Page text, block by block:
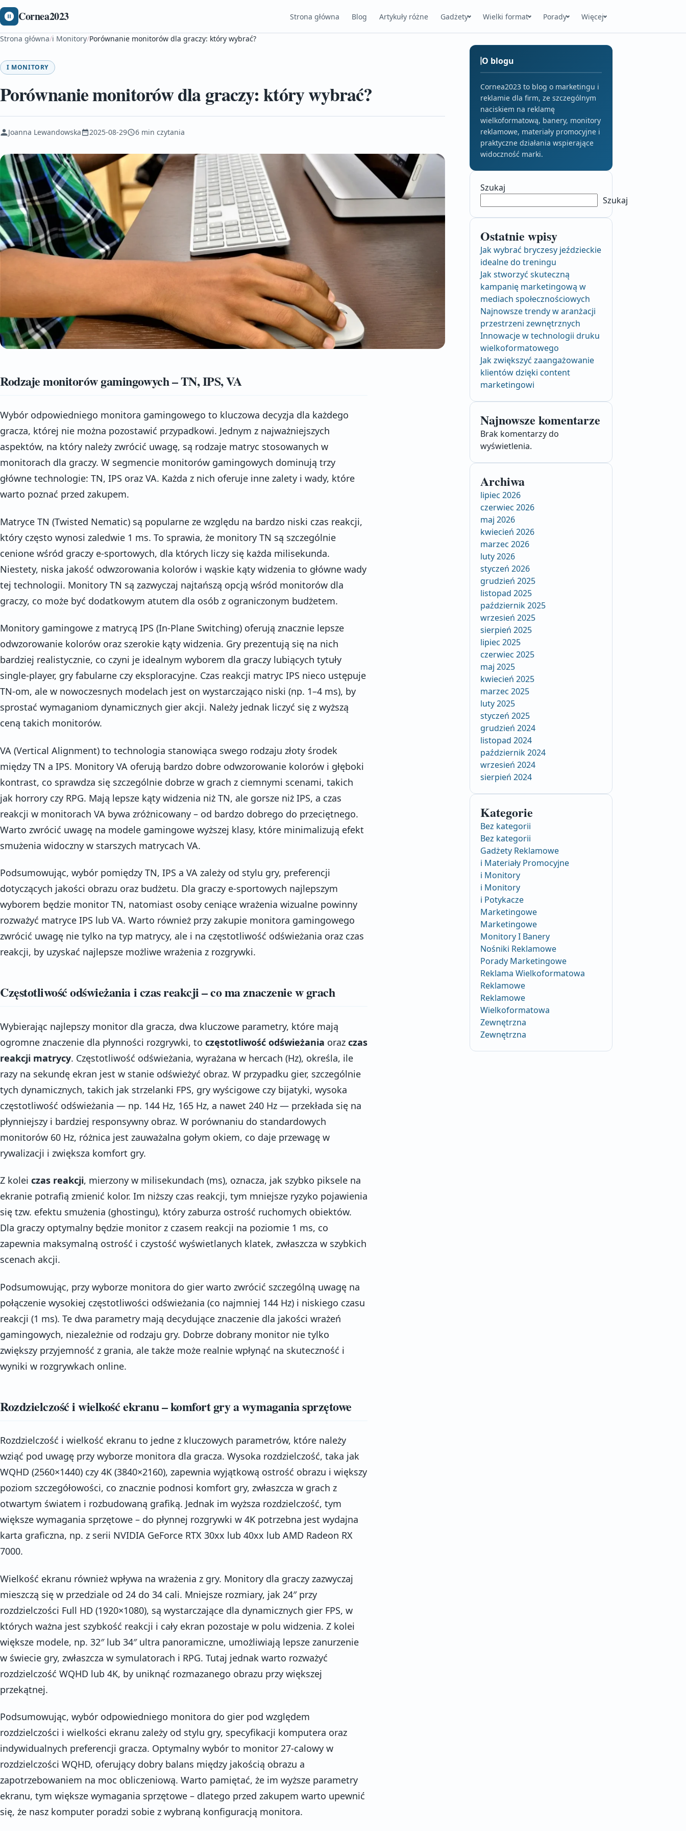
Cornea2023 Strona główna Blog Artykuły różne Gadżety Wielki format Porady Więcej
Strona główna/i Monitory/Porównanie monitorów dla graczy: który wybrać?
I MONITORY
Porównanie monitorów dla graczy: który wybrać?
Joanna Lewandowska 2025-08-29 6 min czytania
Rodzaje monitorów gamingowych – TN, IPS, VA
Wybór odpowiedniego monitora gamingowego to kluczowa decyzja dla każdego
gracza, której nie można pozostawić przypadkowi. Jednym z najważniejszych
aspektów, na który należy zwrócić uwagę, są rodzaje matryc stosowanych w
monitorach dla graczy. W segmencie monitorów gamingowych dominują trzy
główne technologie: TN, IPS oraz VA. Każda z nich oferuje inne zalety i wady, które
warto poznać przed zakupem.
Matryce TN (Twisted Nematic) są popularne ze względu na bardzo niski czas reakcji,
który często wynosi zaledwie 1 ms. To sprawia, że monitory TN są szczególnie
cenione wśród graczy e-sportowych, dla których liczy się każda milisekunda.
Niestety, niska jakość odwzorowania kolorów i wąskie kąty widzenia to główne wady
tej technologii. Monitory TN są zazwyczaj najtańszą opcją wśród monitorów dla
graczy, co może być dodatkowym atutem dla osób z ograniczonym budżetem.
Monitory gamingowe z matrycą IPS (In-Plane Switching) oferują znacznie lepsze
odwzorowanie kolorów oraz szerokie kąty widzenia. Gry prezentują się na nich
bardziej realistycznie, co czyni je idealnym wyborem dla graczy lubiących tytuły
single-player, gry fabularne czy eksploracyjne. Czas reakcji matryc IPS nieco ustępuje
TN-om, ale w nowoczesnych modelach jest on wystarczająco niski (np. 1–4 ms), by
sprostać wymaganiom dynamicznych gier akcji. Należy jednak liczyć się z wyższą
ceną takich monitorów.
VA (Vertical Alignment) to technologia stanowiąca swego rodzaju złoty środek
między TN a IPS. Monitory VA oferują bardzo dobre odwzorowanie kolorów i głęboki
kontrast, co sprawdza się szczególnie dobrze w grach z ciemnymi scenami, takich
jak horrory czy RPG. Mają lepsze kąty widzenia niż TN, ale gorsze niż IPS, a czas
reakcji w monitorach VA bywa zróżnicowany – od bardzo dobrego do przeciętnego.
Warto zwrócić uwagę na modele gamingowe wyższej klasy, które minimalizują efekt
smużenia widoczny w starszych matrycach VA.
Podsumowując, wybór pomiędzy TN, IPS a VA zależy od stylu gry, preferencji
dotyczących jakości obrazu oraz budżetu. Dla graczy e-sportowych najlepszym
wyborem będzie monitor TN, natomiast osoby ceniące wrażenia wizualne powinny
rozważyć matryce IPS lub VA. Warto również przy zakupie monitora gamingowego
zwrócić uwagę nie tylko na typ matrycy, ale i na częstotliwość odświeżania oraz czas
reakcji, by uzyskać najlepsze możliwe wrażenia z rozgrywki.
Częstotliwość odświeżania i czas reakcji – co ma znaczenie w grach
Wybierając najlepszy monitor dla gracza, dwa kluczowe parametry, które mają
ogromne znaczenie dla płynności rozgrywki, to częstotliwość odświeżania oraz czas
reakcji matrycy. Częstotliwość odświeżania, wyrażana w hercach (Hz), określa, ile
razy na sekundę ekran jest w stanie odświeżyć obraz. W przypadku gier, szczególnie
tych dynamicznych, takich jak strzelanki FPS, gry wyścigowe czy bijatyki, wysoka
częstotliwość odświeżania — np. 144 Hz, 165 Hz, a nawet 240 Hz — przekłada się na
płynniejszy i bardziej responsywny obraz. W porównaniu do standardowych
monitorów 60 Hz, różnica jest zauważalna gołym okiem, co daje przewagę w
rywalizacji i zwiększa komfort gry.
Z kolei czas reakcji, mierzony w milisekundach (ms), oznacza, jak szybko piksele na
ekranie potrafią zmienić kolor. Im niższy czas reakcji, tym mniejsze ryzyko pojawienia
się tzw. efektu smużenia (ghostingu), który zaburza ostrość ruchomych obiektów.
Dla graczy optymalny będzie monitor z czasem reakcji na poziomie 1 ms, co
zapewnia maksymalną ostrość i czystość wyświetlanych klatek, zwłaszcza w szybkich
scenach akcji.
Podsumowując, przy wyborze monitora do gier warto zwrócić szczególną uwagę na
połączenie wysokiej częstotliwości odświeżania (co najmniej 144 Hz) i niskiego czasu
reakcji (1 ms). Te dwa parametry mają decydujące znaczenie dla jakości wrażeń
gamingowych, niezależnie od rodzaju gry. Dobrze dobrany monitor nie tylko
zwiększy przyjemność z grania, ale także może realnie wpłynąć na skuteczność i
wyniki w rozgrywkach online.
Rozdzielczość i wielkość ekranu – komfort gry a wymagania sprzętowe
Rozdzielczość i wielkość ekranu to jedne z kluczowych parametrów, które należy
wziąć pod uwagę przy wyborze monitora dla gracza. Wysoka rozdzielczość, taka jak
WQHD (2560×1440) czy 4K (3840×2160), zapewnia wyjątkową ostrość obrazu i większy
poziom szczegółowości, co znacznie podnosi komfort gry, zwłaszcza w grach z
otwartym światem i rozbudowaną grafiką. Jednak im wyższa rozdzielczość, tym
większe wymagania sprzętowe – do płynnej rozgrywki w 4K potrzebna jest wydajna
karta graficzna, np. z serii NVIDIA GeForce RTX 30xx lub 40xx lub AMD Radeon RX
7000.
Wielkość ekranu również wpływa na wrażenia z gry. Monitory dla graczy zazwyczaj
mieszczą się w przedziale od 24 do 34 cali. Mniejsze rozmiary, jak 24″ przy
rozdzielczości Full HD (1920×1080), są wystarczające dla dynamicznych gier FPS, w
których ważna jest szybkość reakcji i cały ekran pozostaje w polu widzenia. Z kolei
większe modele, np. 32″ lub 34″ ultra panoramiczne, umożliwiają lepsze zanurzenie
w świecie gry, zwłaszcza w symulatorach i RPG. Tutaj jednak warto rozważyć
rozdzielczość WQHD lub 4K, by uniknąć rozmazanego obrazu przy większej
przekątnej.
Podsumowując, wybór odpowiedniego monitora do gier pod względem
rozdzielczości i wielkości ekranu zależy od stylu gry, specyfikacji komputera oraz
indywidualnych preferencji gracza. Optymalny wybór to monitor 27-calowy w
rozdzielczości WQHD, oferujący dobry balans między jakością obrazu a
zapotrzebowaniem na moc obliczeniową. Warto pamiętać, że im wyższe parametry
ekranu, tym większe wymagania sprzętowe – dlatego przed zakupem warto upewnić
się, że nasz komputer poradzi sobie z wybraną konfiguracją monitora.
O blogu
Cornea2023 to blog o marketingu i
reklamie dla firm, ze szczególnym
naciskiem na reklamę
wielkoformatową, banery, monitory
reklamowe, materiały promocyjne i
praktyczne działania wspierające
widoczność marki.
Szukaj
Szukaj
Ostatnie wpisy
Jak wybrać bryczesy jeździeckie
idealne do treningu
Jak stworzyć skuteczną
kampanię marketingową w
mediach społecznościowych
Najnowsze trendy w aranżacji
przestrzeni zewnętrznych
Innowacje w technologii druku
wielkoformatowego
Jak zwiększyć zaangażowanie
klientów dzięki content
marketingowi
Najnowsze komentarze
Brak komentarzy do
wyświetlenia.
Archiwa
lipiec 2026
czerwiec 2026
maj 2026
kwiecień 2026
marzec 2026
luty 2026
styczeń 2026
grudzień 2025
listopad 2025
październik 2025
wrzesień 2025
sierpień 2025
lipiec 2025
czerwiec 2025
maj 2025
kwiecień 2025
marzec 2025
luty 2025
styczeń 2025
grudzień 2024
listopad 2024
październik 2024
wrzesień 2024
sierpień 2024
Kategorie
Bez kategorii
Bez kategorii
Gadżety Reklamowe
i Materiały Promocyjne
i Monitory
i Monitory
i Potykacze
Marketingowe
Marketingowe
Monitory I Banery
Nośniki Reklamowe
Porady Marketingowe
Reklama Wielkoformatowa
Reklamowe
Reklamowe
Wielkoformatowa
Zewnętrzna
Zewnętrzna